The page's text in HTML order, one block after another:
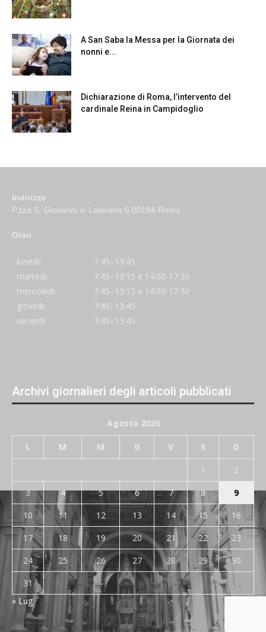
A San Saba la Messa per la Giornata dei
nonni e...
Dichiarazione di Roma, l’intervento del
cardinale Reina in Campidoglio
Indirizzo
P.zza S. Giovanni in Laterano 6 00184 Roma
Orari
lunedi:
7:45–13:45
martedi:
7:45–13:15 e 14:00-17:30
mercoledi:
7:45–13:15 e 14:00-17:30
giovedi:
7:45–13:45
venerdi:
7:45–13:45
Archivi giornalieri degli articoli pubblicati
Agosto 2026
L M M G V S D
1
2
3
4 5 6 7 8
9
10
11 12 13 14 15
16
17
18 19 20 21 22
23
24
25 26 27 28 29
30
31
« Lug